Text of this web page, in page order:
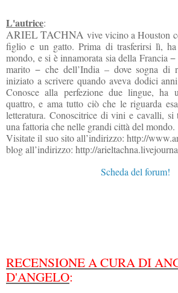
L'autrice:
ARIEL TACHNA vive vicino a Houston
figlio e un gatto. Prima di trasferirsi lì,
mondo, e si è innamorata sia della Francia
marito − che dell’India – dove sogna di
iniziato a scrivere quando aveva dodici
Conosce alla perfezione due lingue, ha
quattro, e ama tutto ciò che le riguarda
letteratura. Conoscitrice di vini e cavalli, si
una fattoria che nelle grandi città del mondo.
Visitate il suo sito all’indirizzo: http://
blog all’indirizzo: http://
Scheda del forum!
RECENSIONE A CURA DI
D'ANGELO: